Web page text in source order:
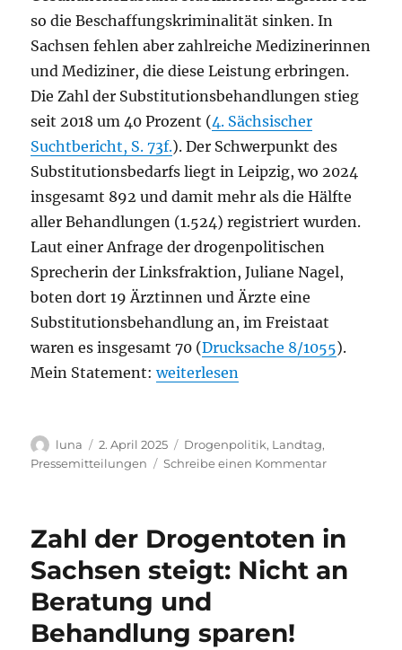
so die Beschaffungskriminalität sinken. In
Sachsen fehlen aber zahlreiche Medizinerinnen
und Mediziner, die diese Leistung erbringen.
Die Zahl der Substitutionsbehandlungen stieg
seit 2018 um 40 Prozent (4. Sächsischer
Suchtbericht, S. 73f.). Der Schwerpunkt des
Substitutionsbedarfs liegt in Leipzig, wo 2024
insgesamt 892 und damit mehr als die Hälfte
aller Behandlungen (1.524) registriert wurden.
Laut einer Anfrage der drogenpolitischen
Sprecherin der Linksfraktion, Juliane Nagel,
boten dort 19 Ärztinnen und Ärzte eine
Substitutionsbehandlung an, im Freistaat
waren es insgesamt 70 (Drucksache 8/1055).
Mein Statement:„Substitutionsversorgung in
weiterlesen
Autor
luna
Veröffentlicht
am
2. April 2025 Kategorien
Drogenpolitik, Landtag,
Pressemitteilungen
Schreibe einen Kommentarzu
sichern
das
Zahl der Drogentoten in
Sachsen steigt: Nicht an
Beratung und
Behandlung sparen!